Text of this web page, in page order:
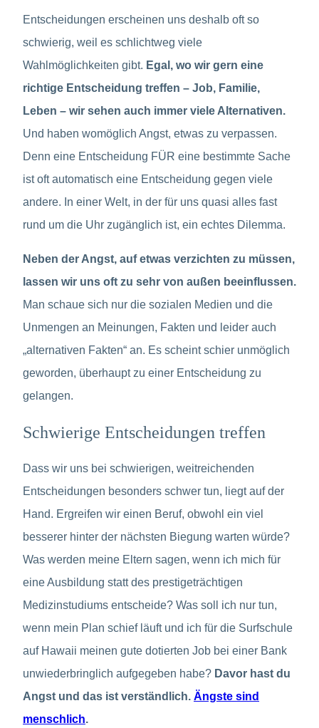
Entscheidungen erscheinen uns deshalb oft so
schwierig, weil es schlichtweg viele
Wahlmöglichkeiten gibt. Egal, wo wir gern eine
richtige Entscheidung treffen – Job, Familie,
Leben – wir sehen auch immer viele Alternativen.
Und haben womöglich Angst, etwas zu verpassen.
Denn eine Entscheidung FÜR eine bestimmte Sache
ist oft automatisch eine Entscheidung gegen viele
andere. In einer Welt, in der für uns quasi alles fast
rund um die Uhr zugänglich ist, ein echtes Dilemma.
Neben der Angst, auf etwas verzichten zu müssen,
lassen wir uns oft zu sehr von außen beeinflussen.
Man schaue sich nur die sozialen Medien und die
Unmengen an Meinungen, Fakten und leider auch
„alternativen Fakten“ an. Es scheint schier unmöglich
geworden, überhaupt zu einer Entscheidung zu
gelangen.
Schwierige Entscheidungen treffen
Dass wir uns bei schwierigen, weitreichenden
Entscheidungen besonders schwer tun, liegt auf der
Hand. Ergreifen wir einen Beruf, obwohl ein viel
besserer hinter der nächsten Biegung warten würde?
Was werden meine Eltern sagen, wenn ich mich für
eine Ausbildung statt des prestigeträchtigen
Medizinstudiums entscheide? Was soll ich nur tun,
wenn mein Plan schief läuft und ich für die Surfschule
auf Hawaii meinen gute dotierten Job bei einer Bank
unwiederbringlich aufgegeben habe? Davor hast du
Angst und das ist verständlich. Ängste sind
menschlich.